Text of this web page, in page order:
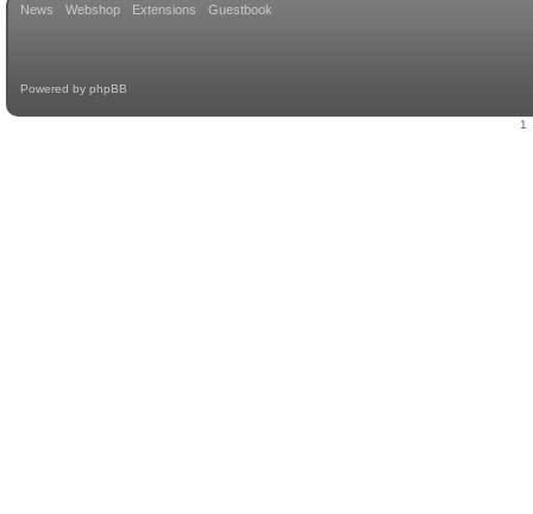
News Webshop Extensions Guestbook
Powered by phpBB
1